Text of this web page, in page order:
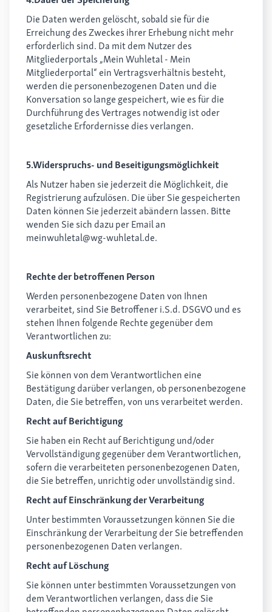
Die Daten werden gelöscht, sobald sie für die
Erreichung des Zweckes ihrer Erhebung nicht mehr
erforderlich sind. Da mit dem Nutzer des
Mitgliederportals „Mein Wuhletal - Mein
Mitgliederportal“ ein Vertragsverhältnis besteht,
werden die personenbezogenen Daten und die
Konversation so lange gespeichert, wie es für die
Durchführung des Vertrages notwendig ist oder
gesetzliche Erfordernisse dies verlangen.
5.Widerspruchs- und Beseitigungsmöglichkeit
Als Nutzer haben sie jederzeit die Möglichkeit, die
Registrierung aufzulösen. Die über Sie gespeicherten
Daten können Sie jederzeit abändern lassen. Bitte
wenden Sie sich dazu per Email an
meinwuhletal@wg-wuhletal.de.
Rechte der betroffenen Person
Werden personenbezogene Daten von Ihnen
verarbeitet, sind Sie Betroffener i.S.d. DSGVO und es
stehen Ihnen folgende Rechte gegenüber dem
Verantwortlichen zu:
Auskunftsrecht
Sie können von dem Verantwortlichen eine
Bestätigung darüber verlangen, ob personenbezogene
Daten, die Sie betreffen, von uns verarbeitet werden.
Recht auf Berichtigung
Sie haben ein Recht auf Berichtigung und/oder
Vervollständigung gegenüber dem Verantwortlichen,
sofern die verarbeiteten personenbezogenen Daten,
die Sie betreffen, unrichtig oder unvollständig sind.
Recht auf Einschränkung der Verarbeitung
Unter bestimmten Voraussetzungen können Sie die
Einschränkung der Verarbeitung der Sie betreffenden
personenbezogenen Daten verlangen.
Recht auf Löschung
Sie können unter bestimmten Voraussetzungen von
dem Verantwortlichen verlangen, dass die Sie